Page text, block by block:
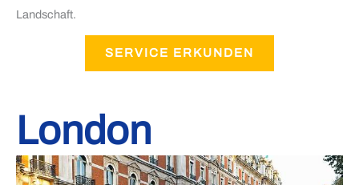
Landschaft.
SERVICE ERKUNDEN
London